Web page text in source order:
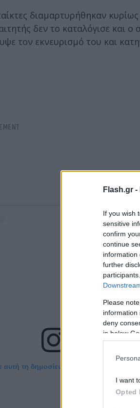
Flash.gr -
If you wish
sensitive
confirm
continue
information
further
Please
information
deny
in below
I want
Opted
διαμαρτυρήθηκαν
δεν το καταλόγισε και
τον εκνευρισμό του και
αυτή τη δημοσίευση στο Instagram.